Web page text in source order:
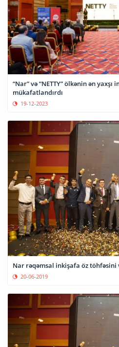
“Nar” və “NETTY” ölkənin ən
mükafatlandırdı
19-12-2023
Nar rəqəmsal inkişafa öz töhfəsini
20-06-2019